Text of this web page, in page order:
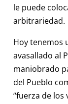
le puede
arbitrariedad.
Hoy tenemos
avasallado al
maniobrado
del Pueblo
“fuerza de